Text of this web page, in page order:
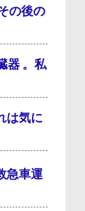
の後の
器 。私
は気に
急車運